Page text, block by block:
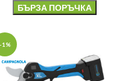
БЪРЗА ПОРЪЧКА
-1%